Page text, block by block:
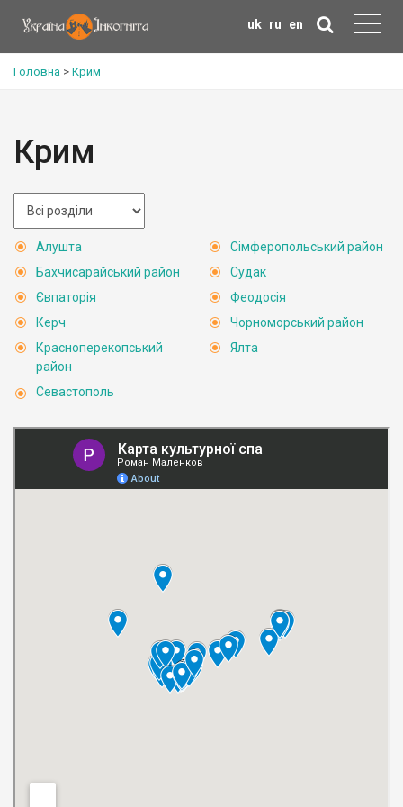
uk ru en
Головна > Крим
Крим
Алушта
Бахчисарайський район
Євпаторія
Керч
Красноперекопський
район
Севастополь
Сімферопольський район
Судак
Феодосія
Чорноморський район
Ялта